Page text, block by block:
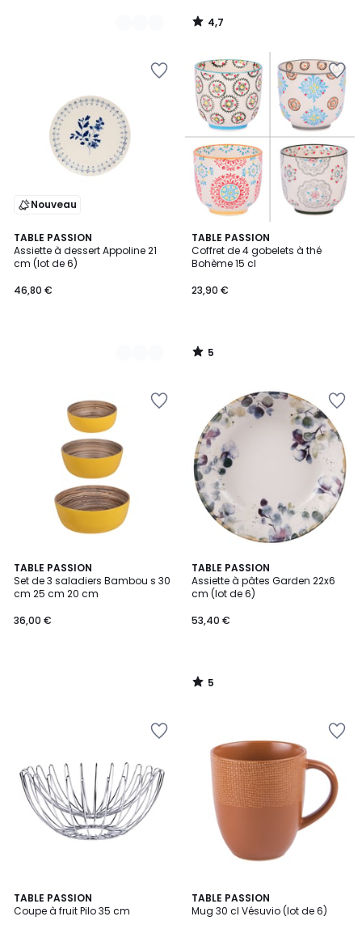
4,7
/
Nouveau
TABLE PASSION
Assiette à dessert Appoline 21
cm (lot de 6)
46,80 €
2
Couleurs
TABLE PASSION
Coffret de 4 gobelets à thé
Bohème 15 cl
23,90 €
5
/
5
5
/
TABLE PASSION
Set de 3 saladiers Bambou s 30
cm 25 cm 20 cm
36,00 €
TABLE PASSION
Assiette à pâtes Garden 22x6
cm (lot de 6)
53,40 €
5
/
5
5
/
TABLE PASSION
Coupe à fruit Pilo 35 cm
TABLE PASSION
Mug 30 cl Vésuvio (lot de 6)
5
Couleurs